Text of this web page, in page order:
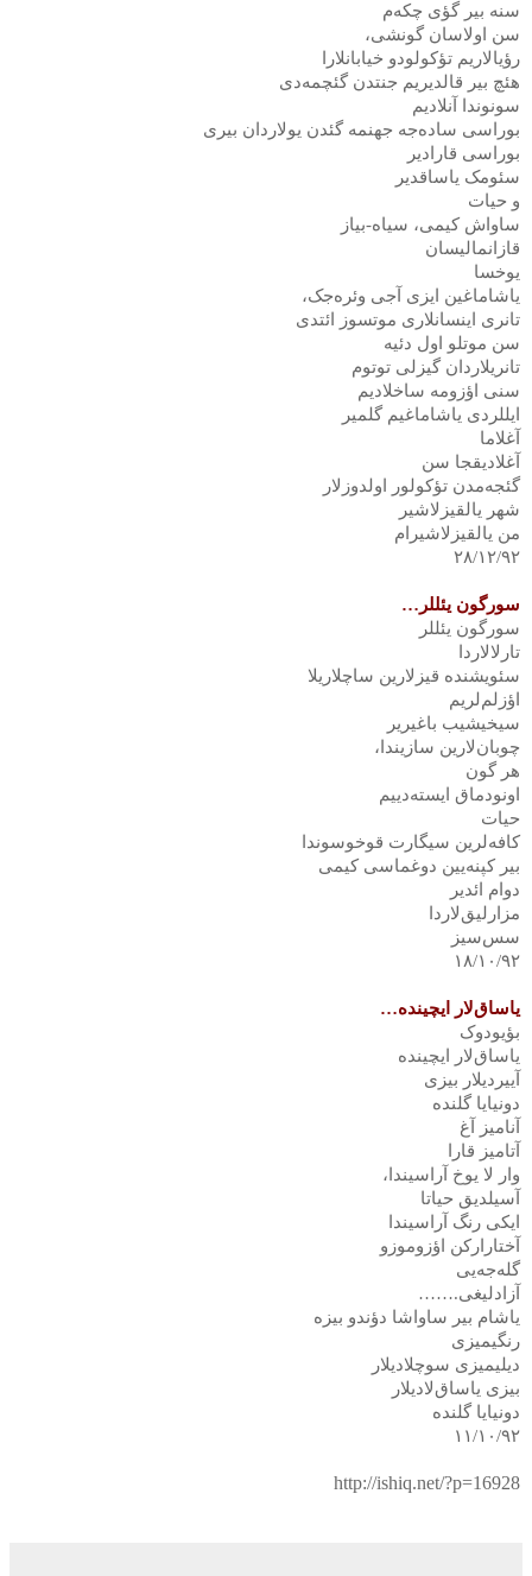
سنه بیر گؤی چکه‌م
سن اولاسان گونشی،
رؤیالاریم تؤکولودو خیابانلارا
هئچ بیر قالدیریم جنتدن گئچمه‌دی
سونوندا آنلادیم
بوراسی ساده‌جه جهنمه گئدن یولاردان بیری
بوراسی قارادیر
سئومک یاساقدیر
و حیات
ساواش کیمی، سیاه-بیاز
قازانمالیسان
یوخسا
یاشاماغین ایزی آجی وئره‌جک،
تانری اینسانلاری موتسوز ائتدی
سن موتلو اول دئیه
تانریلاردان گیزلی توتوم
سنی اؤزومه ساخلادیم
ایللردی یاشاماغیم گلمیر
آغلاما
آغلادیقجا سن
گئجه‌مدن تؤکولور اولدوزلار
شهر یالقیزلاشیر
من یالقیزلاشیرام
۲۸/۱۲/۹۲
سورگون یئللر …
سورگون یئللر
تارلالاردا
سئویشنده قیزلارین ساچلاریلا
اؤزلم‌لریم
سیخیشیب باغیریر
چوبان‌لارین سازیندا،
هر گون
اونودماق ایسته‌دییم
حیات
کافه‌لرین سیگارت قوخوسوندا
بیر کپنه‌یین دوغماسی کیمی
دوام ائدیر
مزارلیق‌لاردا
سس‌سیز
۱۸/۱۰/۹۲
یاساق‌لار ایچینده…
بؤیودوک
یاساق‌لار ایچینده
آییردیلار بیزی
دونیایا گلنده
آنامیز آغ
آتامیز قارا
وار لا یوخ آراسیندا،
آسیلدیق حیاتا
ایکی رنگ آراسیندا
آختارارکن اؤزوموزو
گله‌جه‌یی
آزادلیغی…….
یاشام بیر ساواشا دؤندو بیزه
رنگیمیزی
دیلیمیزی سوچلادیلار
بیزی یاساق‌لادیلار
دونیایا گلنده
۱۱/۱۰/۹۲
http://ishiq.net/?p=16928